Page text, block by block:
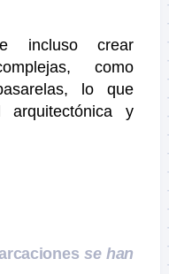
incluso crear
como
lo que
arquitectónica y
se han